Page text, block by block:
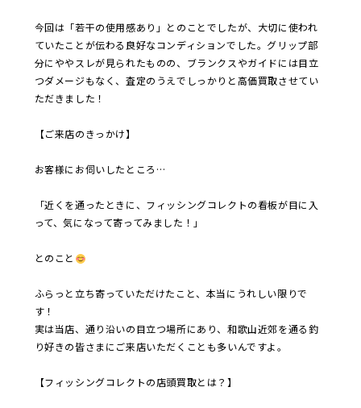
今回は「若干の使用感あり」とのことでしたが、大切に使われ
ていたことが伝わる良好なコンディションでした。グリップ部
分にややスレが見られたものの、ブランクスやガイドには目立
つダメージもなく、査定のうえでしっかりと高価買取させてい
ただきました！
【ご来店のきっかけ】
お客様にお伺いしたところ…
「近くを通ったときに、フィッシングコレクトの看板が目に入
って、気になって寄ってみました！」
とのこと
ふらっと立ち寄っていただけたこと、本当にうれしい限りで
す！
実は当店、通り沿いの目立つ場所にあり、和歌山近郊を通る釣
り好きの皆さまにご来店いただくことも多いんですよ。
【フィッシングコレクトの店頭買取とは？】